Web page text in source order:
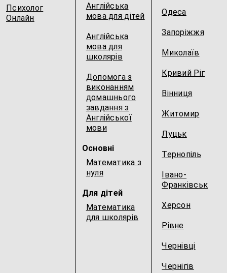
Психолог
Онлайн
Англійська
мова для дітей
Англійська
мова для
школярів
Допомога з
виконанням
домашнього
завдання з
Англійської
мови
Основні
Математика з
нуля
Для дітей
Математика
для школярів
Одеса
Запоріжжя
Миколаїв
Кривий Ріг
Вінниця
Житомир
Луцьк
Тернопіль
Івано-
Франківськ
Херсон
Рівне
Чернівці
Чернігів